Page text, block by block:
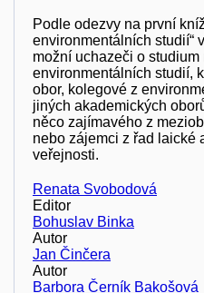
Podle odezvy na první
environmentálních studií“
možní uchazeči o studium
environmentálních studií,
obor, kolegové z
jiných akademických
něco zajímavého z
nebo zájemci z řad laické
veřejnosti.
Renata Svobodová
Editor
Bohuslav Binka
Autor
Jan Činčera
Autor
Barbora Černík Bakošová